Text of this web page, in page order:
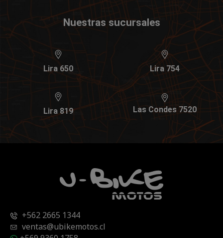
Nuestras sucursales
Lira 650 Lira 754
Lira 819 Las Condes 7520
+562 2665 1344
ventas@ubikemotos.cl